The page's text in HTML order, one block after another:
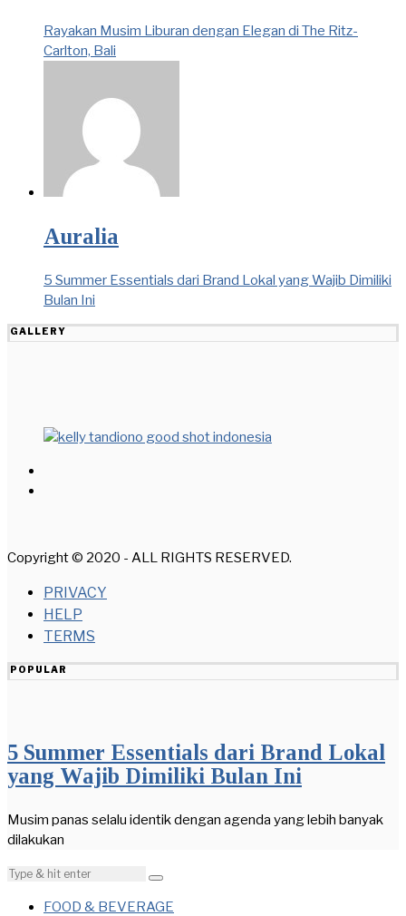
Rayakan Musim Liburan dengan Elegan di The Ritz-
Carlton, Bali
Auralia
5 Summer Essentials dari Brand Lokal yang Wajib Dimiliki
Bulan Ini
GALLERY
Copyright © 2020 - ALL RIGHTS RESERVED.
PRIVACY
HELP
TERMS
POPULAR
5 Summer Essentials dari Brand Lokal
yang Wajib Dimiliki Bulan Ini
Musim panas selalu identik dengan agenda yang lebih banyak
dilakukan
FOOD & BEVERAGE